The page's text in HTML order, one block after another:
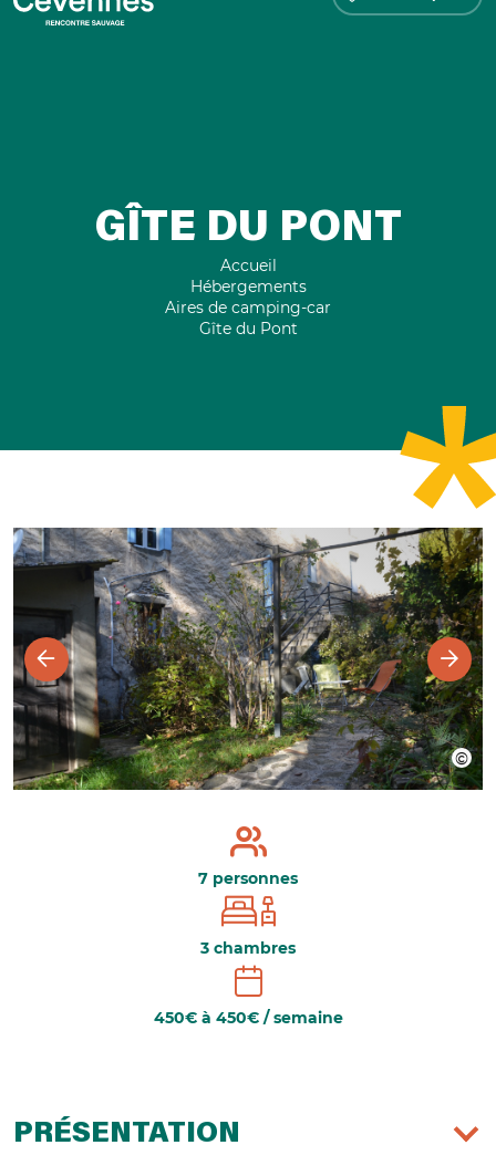
GÎTE DU PONT
Accueil
Hébergements
Aires de camping-car
Gîte du Pont
7 personnes
3 chambres
450€ à 450€ / semaine
PRÉSENTATION